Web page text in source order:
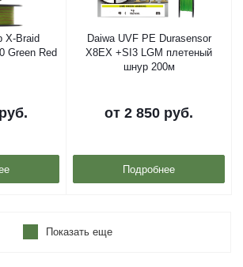
X-Braid
Green Red
Daiwa UVF PE Durasensor
X8EX +SI3 LGM плетеный
шнур 200м
от 2 850 руб.
Подробнее
Показать еще